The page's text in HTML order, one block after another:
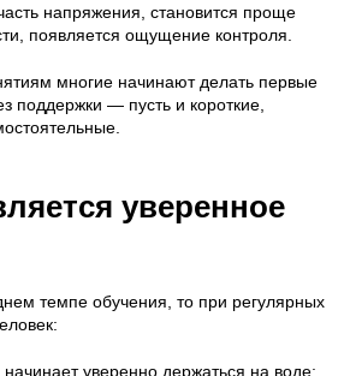
напряжения, становится проще
появляется ощущение контроля.
многие начинают делать первые
поддержки — пусть и короткие,
уверенное
темпе обучения, то при регулярных
уверенно держаться на воде;